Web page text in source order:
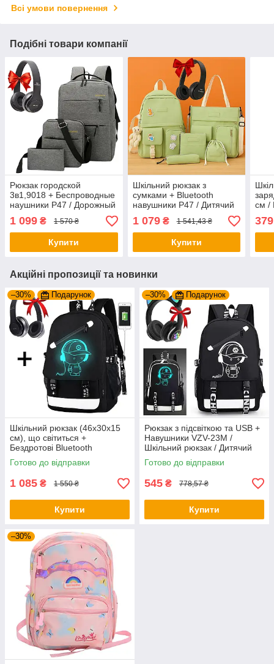
Всі умови повернення
Подібні товари компанії
Рюкзак городской
3в1,9018 + Беспроводные
наушники P47 / Дорожный
рюкзак с сумкой и
кошельком
1 099 ₴ 1 570 ₴
Купити
Шкільний рюкзак з
сумками + Bluetooth
навушники P47 / Дитячий
рюкзак підлітковий /
Портфель шкільний
1 079₴ 1 541,43 ₴
Купити
см /
379
Акційні пропозиції та новинки
–30% Подарунок
Шкільний рюкзак (46х30х15
см), що світиться +
Бездротові Bluetooth
навушники P47 з MP3
плеєром
Готово до відправки
1 085 ₴ 1 550 ₴
Купити
–30% Подарунок
Рюкзак з підсвіткою та USB +
Навушники VZV-23M /
Шкільний рюкзак / Дитячий
портфель / Рюкзак дитячий
Готово до відправки
545 ₴ 778,57 ₴
Купити
–30%